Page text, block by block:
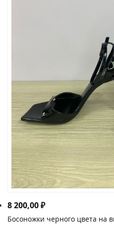
8 200,00₽
Босоножки черного цвета на